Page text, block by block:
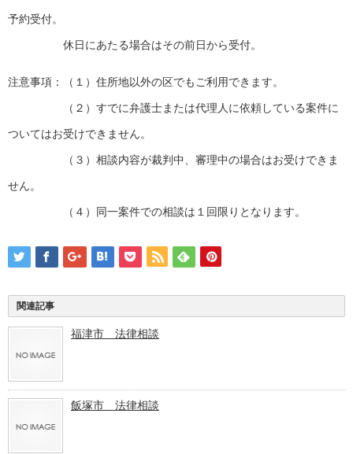
予約受付。
休日にあたる場合はその前日から受付。
注意事項：（１）住所地以外の区でもご利用できます。
（２）すでに弁護士または代理人に依頼している案件に
ついてはお受けできません。
（３）相談内容が裁判中、審理中の場合はお受けできま
せん。
（４）同一案件での相談は１回限りとなります。
関連記事
福津市 法律相談
飯塚市 法律相談